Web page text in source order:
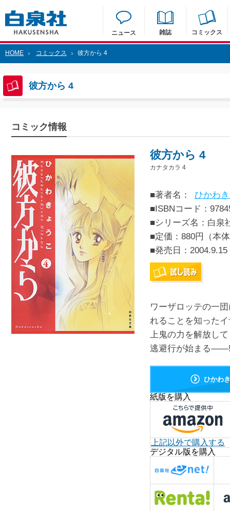
ニュース 雑誌 コミックス
HOME > コミックス > 彼方から 4
彼方から 4
コミック情報
彼方から 4
カナタカラ 4
■著者名：
ひかわ
■ISBNコード：
■シリーズ名：白泉
■定価：880円（本
■発売日： 2004.9.15
ワーザロッテの一
れることを知った
上鬼の力を解放し
逃避行が始まる
ひかわ
紙版を購入
上記以外で購入する
デジタル版を購入